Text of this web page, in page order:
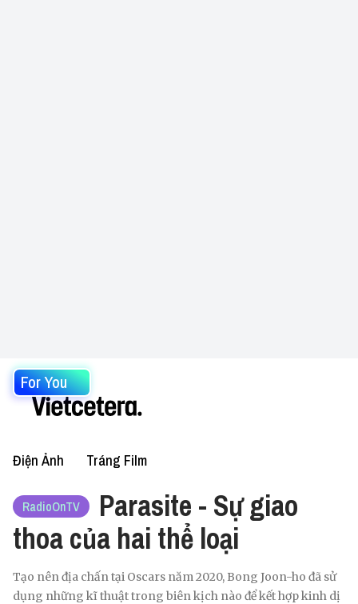
For You
Điện Ảnh Tráng Film
RadioOnTV
Parasite - Sự giao
thoa của hai thể loại
Tạo nên địa chấn tại Oscars năm 2020, Bong Joon-ho đã sử
dụng những kĩ thuật trong biên kịch nào để kết hợp kinh dị